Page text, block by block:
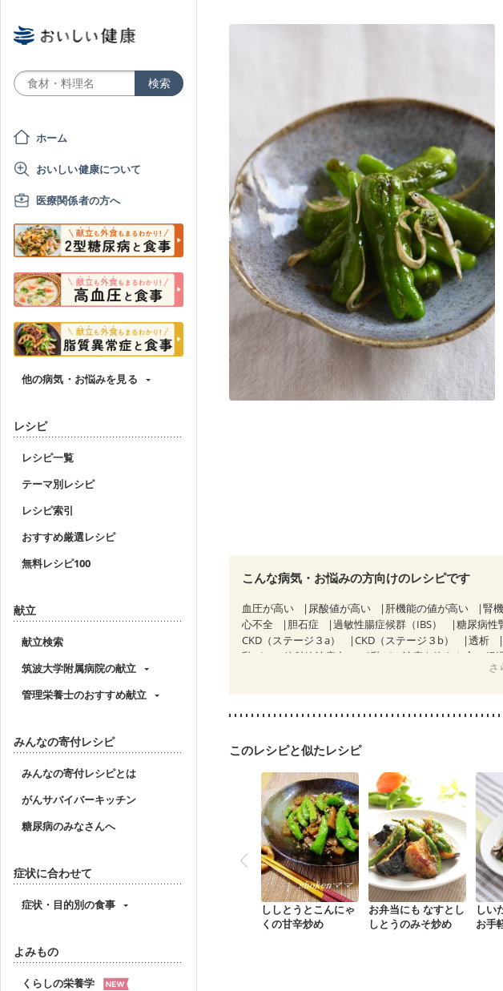
ホーム
おいしい健康について
医療関係者の方へ
他の病気・お悩みを見る
レシピ
レシピ一覧
テーマ別レシピ
レシピ索引
おすすめ厳選レシピ
無料レシピ100
献立
献立検索
筑波大学附属病院の献立
管理栄養士のおすすめ献立
みんなの寄付レシピ
みんなの寄付レシピとは
がんサバイバーキッチン
糖尿病のみなさんへ
症状に合わせて
症状・目的別の食事
よみもの
くらしの栄養学
こんな病気・お悩みの方向けのレシピです
血圧が高い 尿酸値が高い 肝機能の値が高い 腎
心不全
胆石症 過敏性腸症候群（IBS） 糖尿病性
CKD（ステージ３a）
CKD（ステージ３b） 透析
乳がん（放射線治療中）
乳がん治療を終えた方・経
妊婦健診・
さ
このレシピと似たレシピ
ししとうとこんにゃ
くの甘辛炒め
お弁当にも なすとし
しとうのみそ炒め
しい
お手